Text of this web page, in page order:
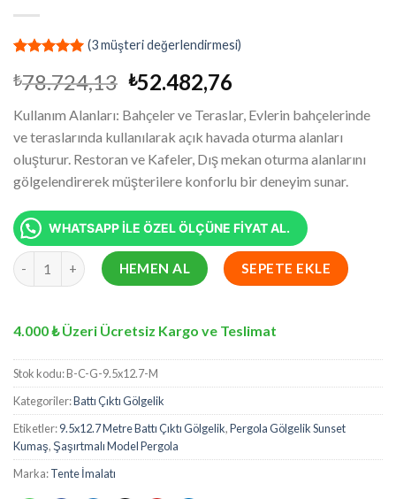
puanına
dayanarak
5 üzerinden
5.00puan
aldı
(3müşteri değerlendirmesi)
₺78.724,13 Orijinal
₺78.724,13.
₺52.482,76
fiyat:
₺52.482,76.
Kullanım Alanları: Bahçeler ve Teraslar, Evlerin bahçelerinde
ve teraslarında kullanılarak açık havada oturma alanları
oluşturur. Restoran ve Kafeler, Dış mekan oturma alanlarını
gölgelendirerek müşterilere konforlu bir deneyim sunar.
WHATSAPP İLE ÖZEL ÖLÇÜNE FİYAT AL.
9.5x12.7 Metre Battı Çıktı Gölgelik, Pergola Gölgelik Sunset
HEMEN AL SEPETE EKLE
4.000 ₺ Üzeri Ücretsiz Kargo ve Teslimat
Stok kodu:B-C-G-9.5x12.7-M
Kategoriler:Battı Çıktı Gölgelik
Etiketler:9.5x12.7 Metre Battı Çıktı Gölgelik,Pergola Gölgelik Sunset
Kumaş,Şaşırtmalı Model Pergola
Marka:Tente İmalatı